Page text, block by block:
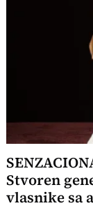
Stvoren
vlasnike sa